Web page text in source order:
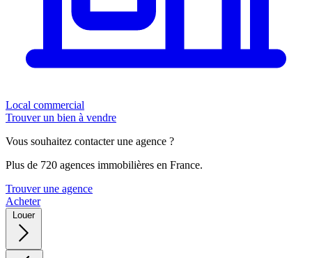
Local commercial
Trouver un bien à vendre
Vous souhaitez contacter une agence ?
Plus de 720 agences immobilières en France.
Trouver une agence
Acheter
Louer